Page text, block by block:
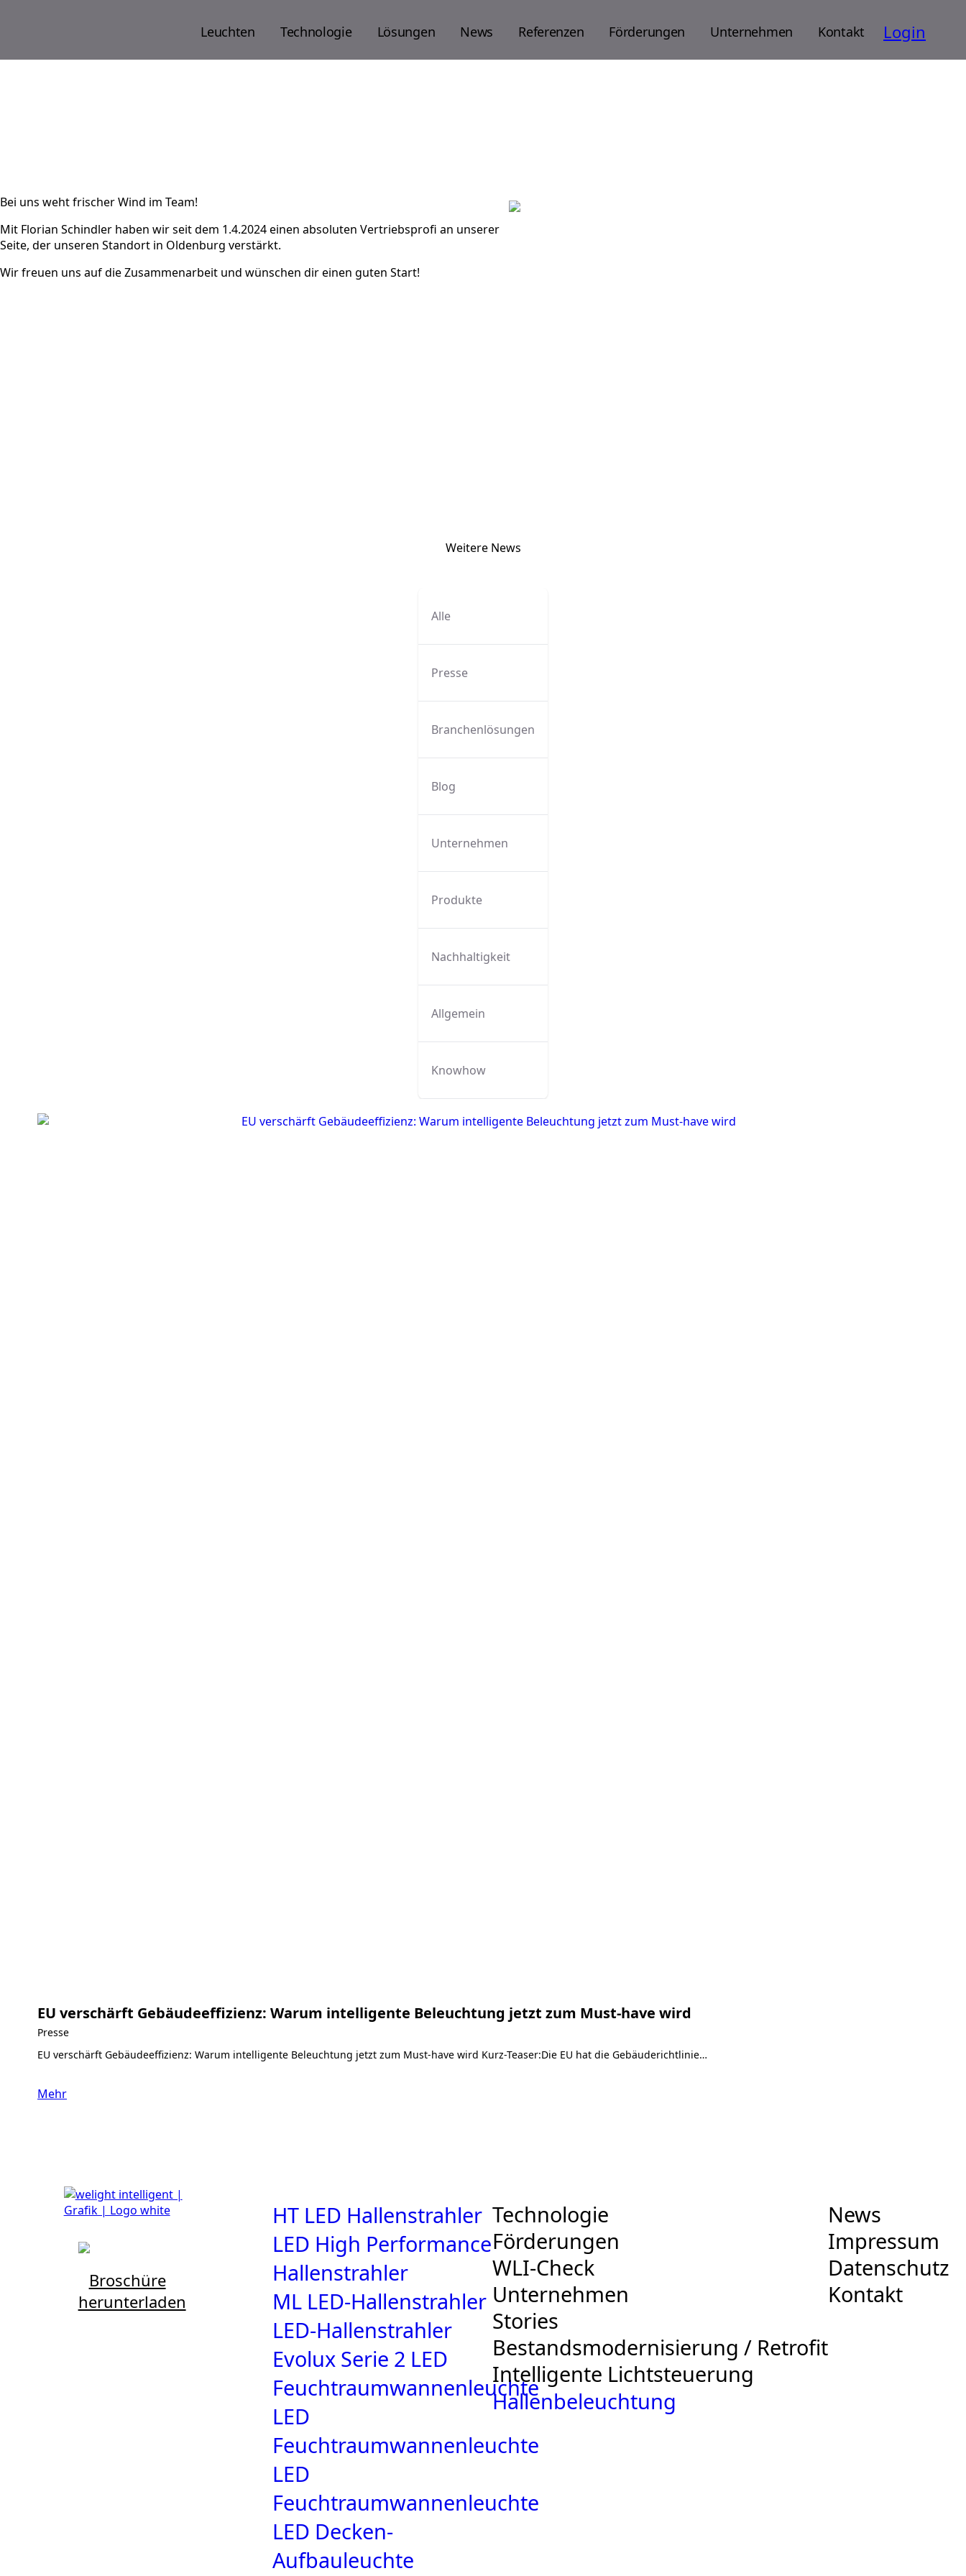
Leuchten Technologie Lösungen News Referenzen Förderungen Unternehmen Kontakt Login
Bei uns weht frischer Wind im Team!
Mit Florian Schindler haben wir seit dem 1.4.2024 einen absoluten Vertriebsprofi an unserer
Seite, der unseren Standort in Oldenburg verstärkt.
Wir freuen uns auf die Zusammenarbeit und wünschen dir einen guten Start!
Weitere News
Alle
Presse
Branchenlösungen
Blog
Unternehmen
Produkte
Nachhaltigkeit
Allgemein
Knowhow
EU verschärft Gebäudeeffizienz: Warum intelligente Beleuchtung jetzt zum Must-have wird
Presse
EU verschärft Gebäudeeffizienz: Warum intelligente Beleuchtung jetzt zum Must-have wird Kurz-Teaser:Die EU hat die Gebäuderichtlinie…
Mehr
Broschüre
herunterladen
HT LED Hallenstrahler
LED High Performance
Hallenstrahler
ML LED-Hallenstrahler
LED-Hallenstrahler
Evolux Serie 2 LED
Feuchtraumwannenleuchte
LED
Feuchtraumwannenleuchte
LED
Feuchtraumwannenleuchte
LED Decken-
Aufbauleuchte
Technologie
Förderungen
WLI-Check
Unternehmen
Stories
Bestandsmodernisierung / Retrofit
Intelligente Lichtsteuerung
Hallenbeleuchtung
News
Impressum
Datenschutz
Kontakt